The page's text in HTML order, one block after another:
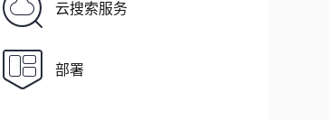
云搜索服务
部署